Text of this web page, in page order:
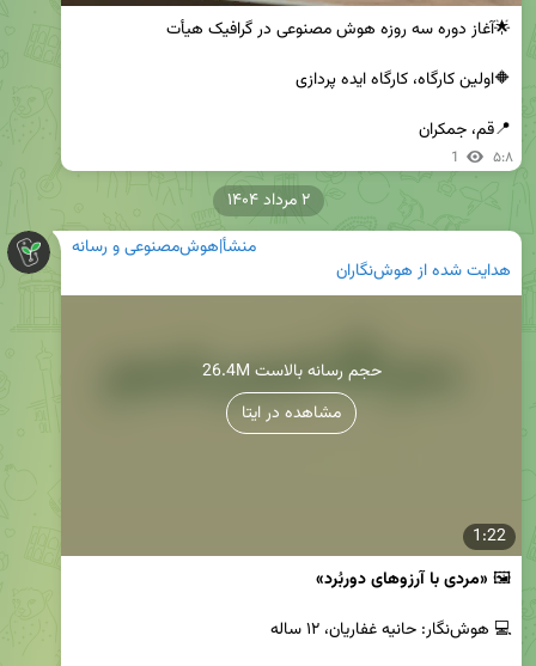
📍قم، جمکران
1 ۵:۸
منشأ|هوش‌مصنوعی و رسانه
هدایت شده از هوش‌نگاران
1:22
26.4M حجم رسانه بالاست
مشاهده در ایتا
🖼 «مردی با آرزوهای دوربُرد»
۲ مرداد ۱۴۰۴